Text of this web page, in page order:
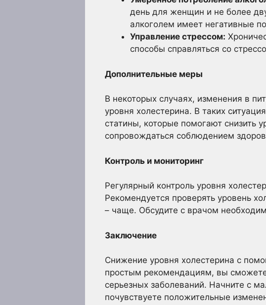
день для женщин и не более
алкоголем имеет негативные
Управление стрессом:
способы справляться со
Дополнительные меры
В некоторых случаях, изменения в
уровня холестерина. В таких
статины, которые помогают снизить
сопровождаться соблюдением
Контроль и мониторинг
Регулярный контроль уровня
Рекомендуется проверять уровень
– чаще. Обсудите с врачом
Заключение
Снижение уровня холестерина с
простым рекомендациям, вы сможете
серьезных заболеваний. Начните с
почувствуете положительные